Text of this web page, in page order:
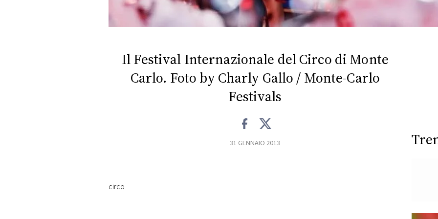
MONACO
CONSIGLIA
Il Festival Internazionale del Circo di Monte
Carlo. Foto by Charly Gallo / Monte-Carlo
Festivals
31 GENNAIO 2013
circo